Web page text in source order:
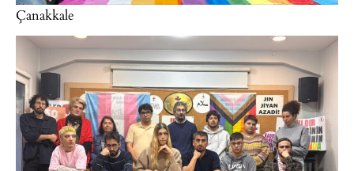
Çanakkale